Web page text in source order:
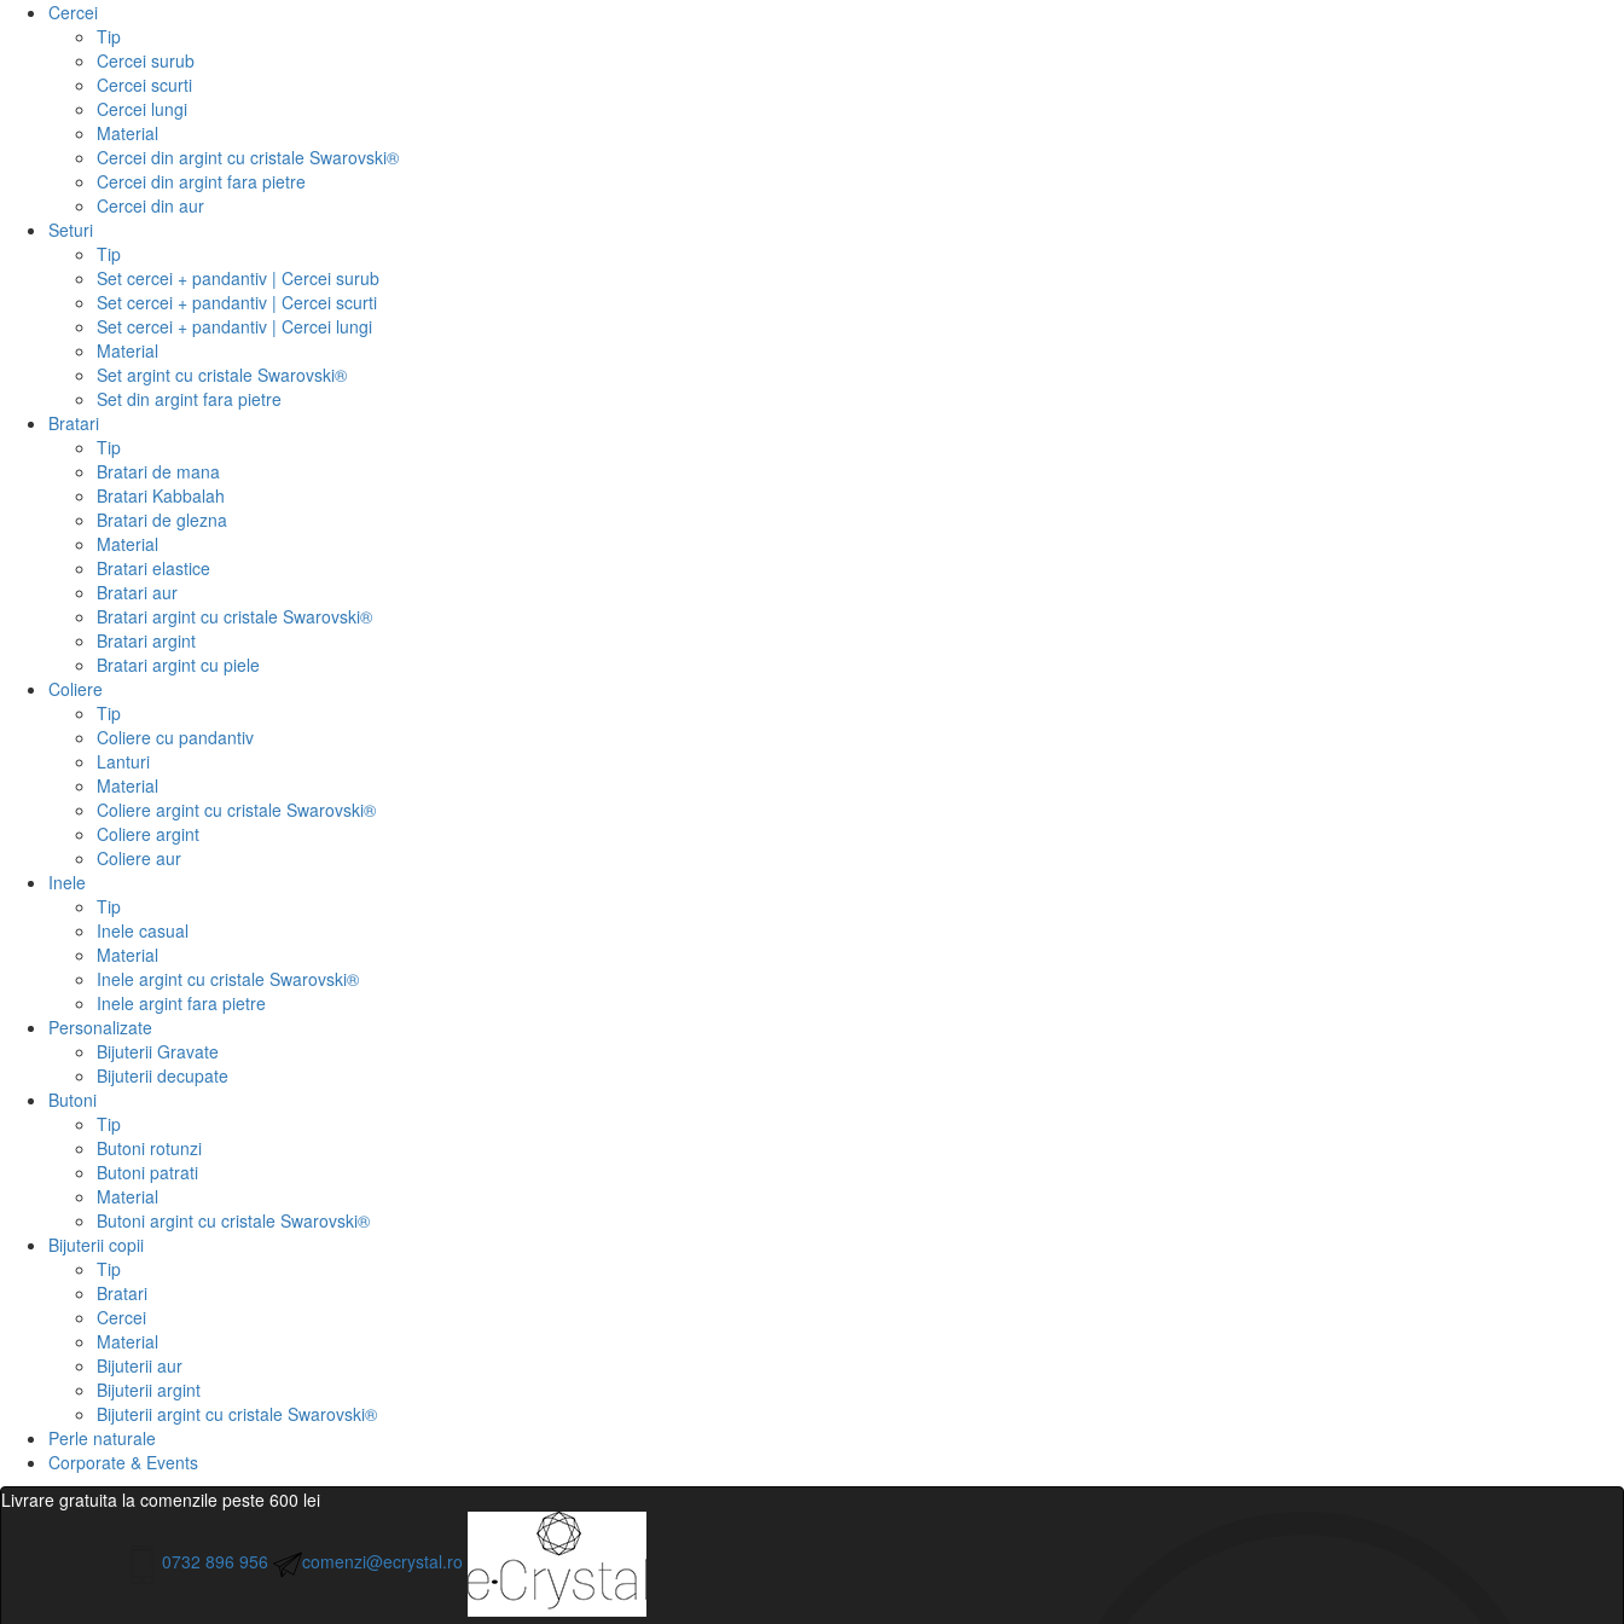
Cercei
Tip
Cercei surub
Cercei scurti
Cercei lungi
Material
Cercei din argint cu cristale Swarovski®
Cercei din argint fara pietre
Cercei din aur
Seturi
Tip
Set cercei + pandantiv | Cercei surub
Set cercei + pandantiv | Cercei scurti
Set cercei + pandantiv | Cercei lungi
Material
Set argint cu cristale Swarovski®
Set din argint fara pietre
Bratari
Tip
Bratari de mana
Bratari Kabbalah
Bratari de glezna
Material
Bratari elastice
Bratari aur
Bratari argint cu cristale Swarovski®
Bratari argint
Bratari argint cu piele
Coliere
Tip
Coliere cu pandantiv
Lanturi
Material
Coliere argint cu cristale Swarovski®
Coliere argint
Coliere aur
Inele
Tip
Inele casual
Material
Inele argint cu cristale Swarovski®
Inele argint fara pietre
Personalizate
Bijuterii Gravate
Bijuterii decupate
Butoni
Tip
Butoni rotunzi
Butoni patrati
Material
Butoni argint cu cristale Swarovski®
Bijuterii copii
Tip
Bratari
Cercei
Material
Bijuterii aur
Bijuterii argint
Bijuterii argint cu cristale Swarovski®
Perle naturale
Corporate & Events
Livrare gratuita la comenzile peste 600 lei
0732 896 956 comenzi@ecrystal.ro